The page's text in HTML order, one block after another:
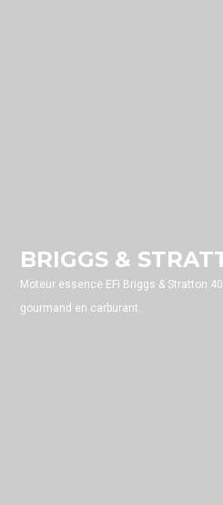
BRIGGS &
Moteur essence EFi Briggs & Stratton
gourmand en carburant.